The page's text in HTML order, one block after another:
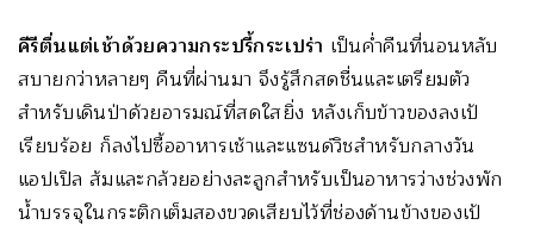
คีรีตื่นแต่เช้าด้วยความกระปรี้กระเปร่า เป็นค่ำคืนที่นอนหลับ
สบายกว่าหลายๆ คืนที่ผ่านมา จึงรู้สึกสดชื่นและเตรียมตัว
สำหรับเดินป่าด้วยอารมณ์ที่สดใสยิ่ง หลังเก็บข้าวของลงเป้
เรียบร้อย ก็ลงไปซื้ออาหารเช้าและแซนด์วิชสำหรับกลางวัน
แอปเปิล ส้มและกล้วยอย่างละลูกสำหรับเป็นอาหารว่างช่วงพัก
น้ำบรรจุในกระติกเต็มสองขวดเสียบไว้ที่ช่องด้านข้างของเป้